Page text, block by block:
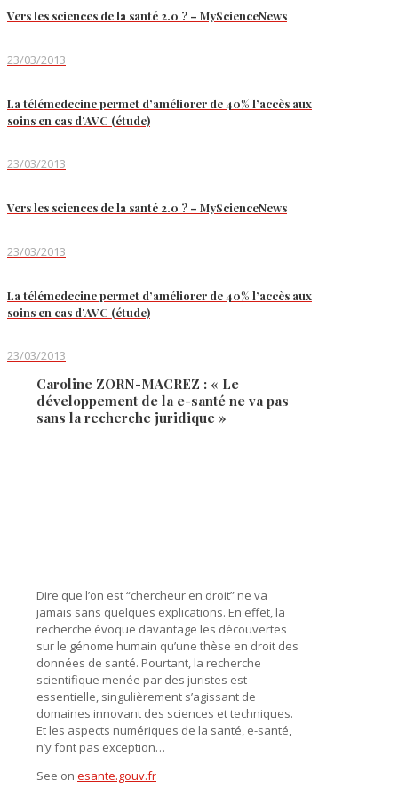
Vers les sciences de la santé 2.0 ? – MyScienceNews
23/03/2013
La télémedecine permet d’améliorer de 40% l’accès aux
soins en cas d’AVC (étude)
23/03/2013
Vers les sciences de la santé 2.0 ? – MyScienceNews
23/03/2013
La télémedecine permet d’améliorer de 40% l’accès aux
soins en cas d’AVC (étude)
23/03/2013
Caroline ZORN-MACREZ : « Le
développement de la e-santé ne va pas
sans la recherche juridique »
Dire que l’on est “chercheur en droit” ne va
jamais sans quelques explications. En effet, la
recherche évoque davantage les découvertes
sur le génome humain qu’une thèse en droit des
données de santé. Pourtant, la recherche
scientifique menée par des juristes est
essentielle, singulièrement s’agissant de
domaines innovant des sciences et techniques.
Et les aspects numériques de la santé, e-santé,
n’y font pas exception…
See on esante.gouv.fr